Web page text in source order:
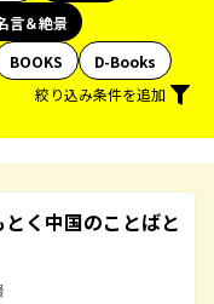
言＆絶景
BOOKS
D-Books
絞り込み条件を追加
く中国のことばと